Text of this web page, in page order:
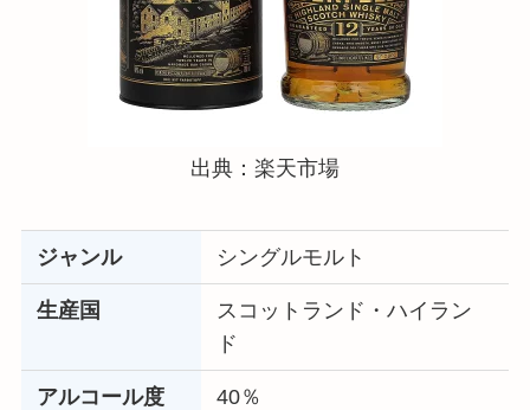
出典：楽天市場
ジャンル シングルモルト
生産国
スコットランド・ハイラン
ド
アルコール度
40％